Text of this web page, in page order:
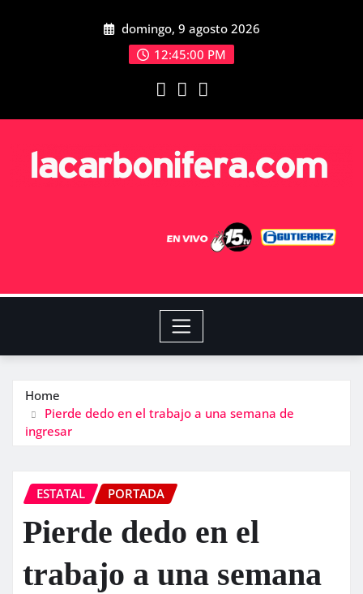
domingo, 9 agosto 2026
12:45:01 PM
Home
Pierde dedo en el trabajo a una semana de
ingresar
ESTATAL PORTADA
Pierde dedo en el
trabajo a una semana